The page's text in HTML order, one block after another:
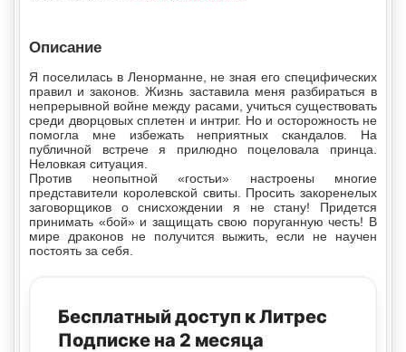
Описание
Я поселилась в Ленорманне, не зная его специфических
правил и законов. Жизнь заставила меня разбираться в
непрерывной войне между расами, учиться существовать
среди дворцовых сплетен и интриг. Но и осторожность не
помогла мне избежать неприятных скандалов. На
публичной встрече я прилюдно поцеловала принца.
Неловкая ситуация.
Против неопытной «гостьи» настроены многие
представители королевской свиты. Просить закоренелых
заговорщиков о снисхождении я не стану! Придется
принимать «бой» и защищать свою поруганную честь! В
мире драконов не получится выжить, если не научен
постоять за себя.
Бесплатный доступ к Литрес
Подписке на 2 месяца